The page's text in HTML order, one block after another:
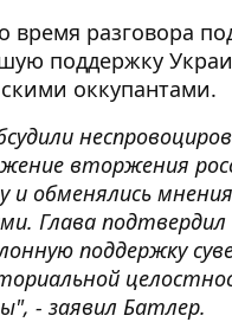
время разговора
поддержку
оккупантами.
вторжения
и обменялись
Глава подтвердил
поддержку
- заявил Батлер.